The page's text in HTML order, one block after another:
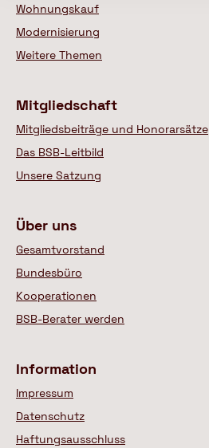
Wohnungskauf
Modernisierung
Weitere Themen
Mitgliedschaft
Mitgliedsbeiträge und Honorarsätze
Das BSB-Leitbild
Unsere Satzung
Über uns
Gesamtvorstand
Bundesbüro
Kooperationen
BSB-Berater werden
Information
Impressum
Datenschutz
Haftungsausschluss